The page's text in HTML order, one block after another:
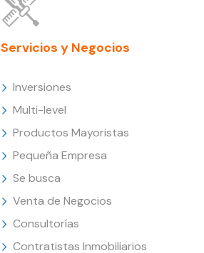
Servicios y Negocios
Inversiones
Multi-level
Productos Mayoristas
Pequeña Empresa
Se busca
Venta de Negocios
Consultorías
Contratistas Inmobiliarios